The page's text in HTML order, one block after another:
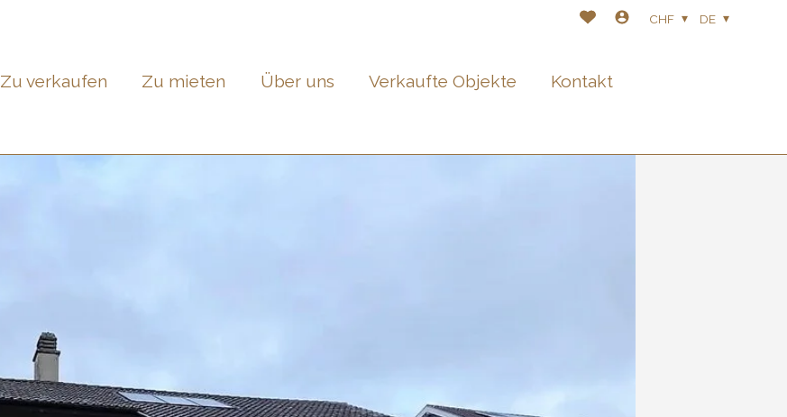
Zu verkaufen Zu mieten Über uns Verkaufte Objekte Kontakt
CHF DE